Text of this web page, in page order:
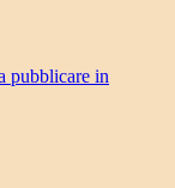
pubblicare in